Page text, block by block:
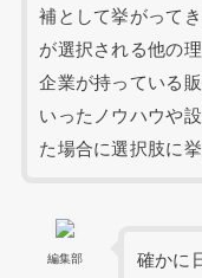
補として挙がって
が選択される他の
企業が持っている
いったノウハウや
た場合に選択肢に
編集部
確かに